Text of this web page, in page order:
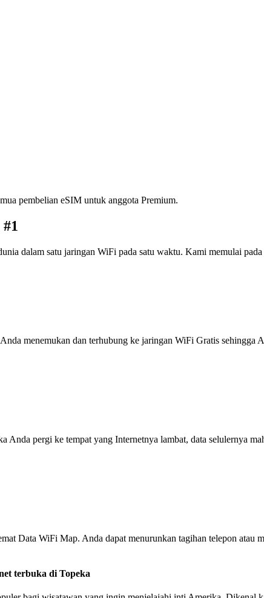
pembelian eSIM untuk anggota Premium.
dalam satu jaringan WiFi pada satu waktu. Kami memulai
menemukan dan terhubung ke jaringan WiFi Gratis sehingga
Anda pergi ke tempat yang Internetnya lambat, data selulernya
Data WiFi Map. Anda dapat menurunkan tagihan telepon
terbuka di Topeka